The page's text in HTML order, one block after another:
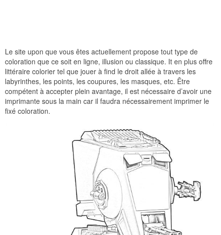
Le site upon que vous êtes actuellement propose tout type de
coloration que ce soit en ligne, illusion ou classique. It en plus offre
littéraire colorier tel que jouer à find le droit allée à travers les
labyrinthes, les points, les coupures, les masques, etc. Être
compétent à accepter plein avantage, il est nécessaire d’avoir une
imprimante sous la main car il faudra nécessairement imprimer le
fixé coloration.